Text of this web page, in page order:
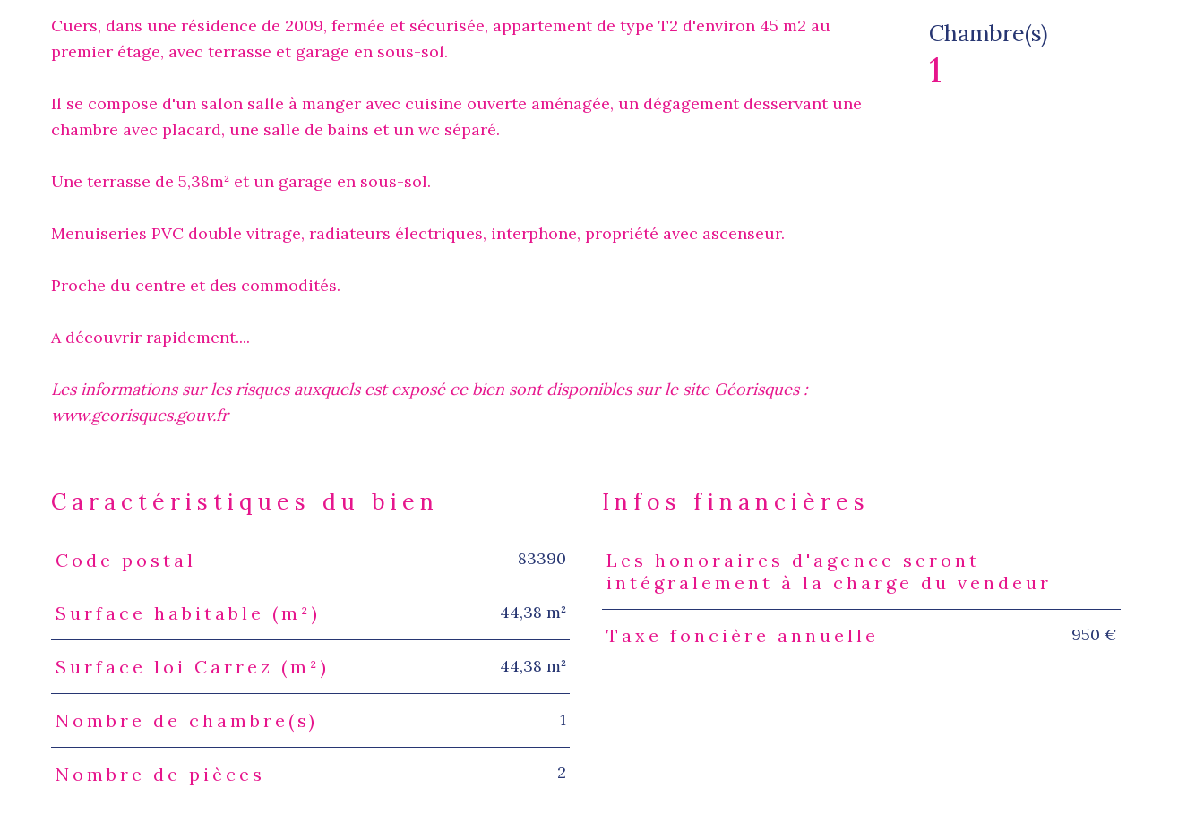
Cuers, dans une résidence de 2009, fermée et sécurisée, appartement de type T2 d'environ 45 m2 au
premier étage, avec terrasse et garage en sous-sol.
Il se compose d'un salon salle à manger avec cuisine ouverte aménagée, un dégagement desservant une
chambre avec placard, une salle de bains et un wc séparé.
Une terrasse de 5,38m² et un garage en sous-sol.
Menuiseries PVC double vitrage, radiateurs électriques, interphone, propriété avec ascenseur.
Proche du centre et des commodités.
A découvrir rapidement....
Les informations sur les risques auxquels est exposé ce bien sont disponibles sur le site Géorisques :
www.georisques.gouv.fr
Chambre(s)
1
Caractéristiques du bien
Caractéristiques
Code postal 83390
Surface habitable (m²) 44,38 m²
Surface loi Carrez (m²) 44,38 m²
Nombre de chambre(s) 1
Nombre de pièces 2
Infos financières
Caractéristiques Valeurs
Les honoraires d'agence seront
intégralement à la charge du vendeur
Taxe foncière annuelle 950 €